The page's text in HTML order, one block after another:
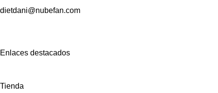
dietdani@nubefan.com
Enlaces destacados
Tienda